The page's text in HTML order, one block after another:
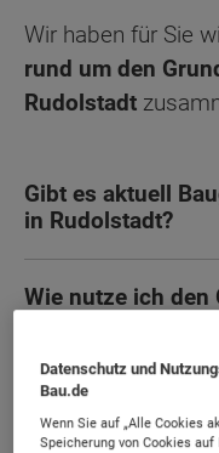
Wir haben für Sie
rund um den
Rudolstadt
Gibt es aktuell
in Rudolstadt?
Wie nutze ich den
Warum ist es so
festzulegen?
Datenschutz und
Bau.de
Wenn Sie auf „Alle Cookies
Speicherung von Cookies